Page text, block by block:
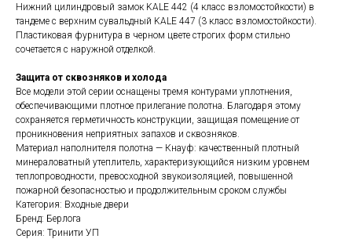
Нижний цилиндровый замок KALE 442 (4 класс взломостойкости) в
тандеме с верхним сувальдный KALE 447 (3 класс взломостойкости).
Пластиковая фурнитура в черном цвете строгих форм стильно
сочетается с наружной отделкой.
Защита от сквозняков и холода
Все модели этой серии оснащены тремя контурами уплотнения,
обеспечивающими плотное прилегание полотна. Благодаря этому
сохраняется герметичность конструкции, защищая помещение от
проникновения неприятных запахов и сквозняков.
Материал наполнителя полотна — Кнауф: качественный плотный
минераловатный утеплитель, характеризующийся низким уровнем
теплопроводности, превосходной звукоизоляцией, повышенной
пожарной безопасностью и продолжительным сроком службы
Категория: Входные двери
Бренд: Берлога
Серия: Тринити УП